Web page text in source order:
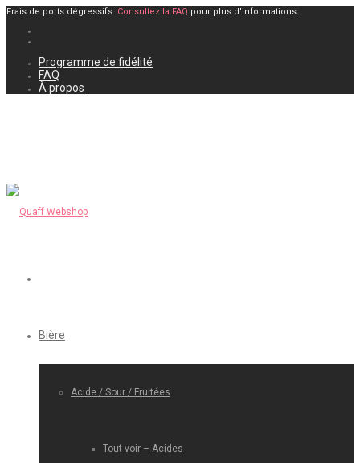
Frais de ports dégressifs. Consultez la FAQ pour plus d'informations.
Programme de fidélité
FAQ
À propos
Bière
Acide / Sour / Fruitées
Tout voir – Acides